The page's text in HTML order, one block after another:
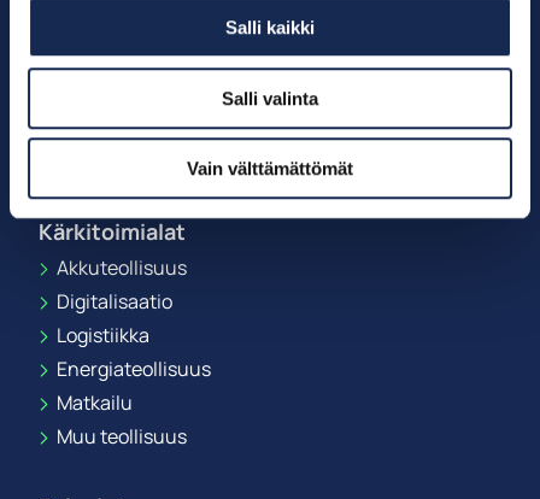
Salli kaikki
Salli valinta
Vain välttämättömät
Kärkitoimialat
Akkuteollisuus
Digitalisaatio
Logistiikka
Energiateollisuus
Matkailu
Muu teollisuus